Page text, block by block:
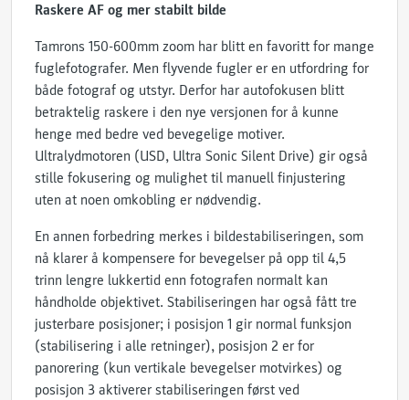
Raskere AF og mer stabilt bilde
Tamrons 150-600mm zoom har blitt en favoritt for mange
fuglefotografer. Men flyvende fugler er en utfordring for
både fotograf og utstyr. Derfor har autofokusen blitt
betraktelig raskere i den nye versjonen for å kunne
henge med bedre ved bevegelige motiver.
Ultralydmotoren (USD, Ultra Sonic Silent Drive) gir også
stille fokusering og mulighet til manuell finjustering
uten at noen omkobling er nødvendig.
En annen forbedring merkes i bildestabiliseringen, som
nå klarer å kompensere for bevegelser på opp til 4,5
trinn lengre lukkertid enn fotografen normalt kan
håndholde objektivet. Stabiliseringen har også fått tre
justerbare posisjoner; i posisjon 1 gir normal funksjon
(stabilisering i alle retninger), posisjon 2 er for
panorering (kun vertikale bevegelser motvirkes) og
posisjon 3 aktiverer stabiliseringen først ved